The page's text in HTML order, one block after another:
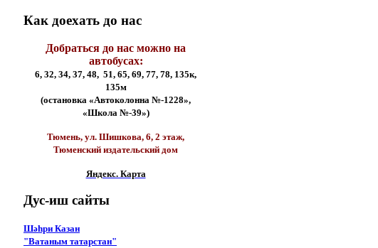
Как доехать до нас
Добраться до нас можно на
автобусах:
6, 32, 34, 37, 48, 51, 65, 69, 77, 78, 135к,
135м
(остановка «Автоколонна №-1228»,
«Школа №-39»)
Тюмень, ул. Шишкова, 6, 2 этаж,
Тюменский издательский дом
Яндекс. Карта
Дус-иш сайты
Шәһри Казан
"Ватаным татарстан"